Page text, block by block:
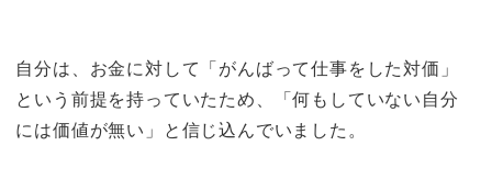
自分は、お金に対して「がんばって仕事をした対価」
という前提を持っていたため、「何もしていない自分
には価値が無い」と信じ込んでいました。